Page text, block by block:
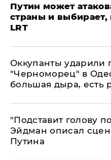
Путин может
страны и выбирает,
LRT
Оккупанты ударили
"Черноморец" в
большая дыра, есть
​"Подставит голову
Эйдман описал
Путина